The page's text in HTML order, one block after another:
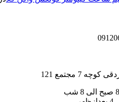
7 مجتمع 121
8 صبح الی 8 شب